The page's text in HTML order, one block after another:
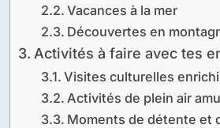
Vacances à la mer
Découvertes en
Activités à faire avec tes
Visites culturelles
Activités de plein air
Moments de détente et